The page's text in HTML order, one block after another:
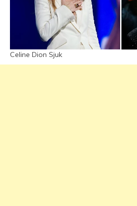
Celine Dion Sjuk